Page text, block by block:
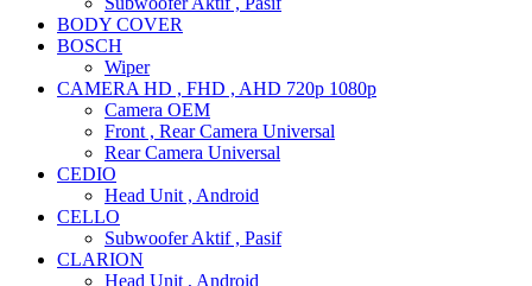
BODY COVER
BOSCH
Wiper
CAMERA HD , FHD , AHD 720p 1080p
Camera OEM
Front , Rear Camera Universal
Rear Camera Universal
CEDIO
Head Unit , Android
CELLO
Subwoofer Aktif , Pasif
CLARION
Head Unit , Android